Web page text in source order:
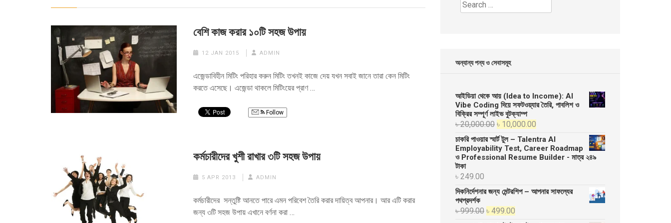
বেশি কাজ করার ১০টি সহজ উপায়
12 JAN 2015 ADMIN
এজেন্ডাবিহীন মিটিং পরিহার করুন মিটিং তখনই কাজে দেয় যখন সবাই জানে তারা কেন মিটিং
করতে এসেছে। এজেন্ডা থাকলে মিটিংয়ের প্রাণ …
Follow
কর্মচারীদের খুশী রাখার ৩টি সহজ উপায়
5 APR 2013 ADMIN
কর্মচারীদের সন্তুষ্টি আনতে পারে এমন পরিবেশ তৈরি করার দায়িত্ব আপনার। আর এটি করার
জন্য ৩টি সহজ উপায় এখানে বর্ণনা করা …
Search
for:
অন্যান্য পন্য ও সেবাসমূহ
আইডিয়া থেকে আয় (Idea to Income): AI
Vibe Coding দিয়ে সফটওয়্যার তৈরি, পাবলিশ ও
বিক্রির সম্পূর্ণ লাইভ বুটক্যাম্প
৳20,000.00 Original
price
was:
৳ 20,000.00.
৳ 10,000.00
price
is:
৳ 10,000.00.
চাকরি পাওয়ার স্মার্ট টুল – Talentra AI
Employability Test, Career Roadmap
ও Professional Resume Builder - মাত্র ২৪৯
টাকা
৳249.00
দিকনির্দেশনার জন্য মেন্টরশিপ – আপনার সাফল্যের
পথপ্রদর্শক
৳999.00 Original
৳499.00